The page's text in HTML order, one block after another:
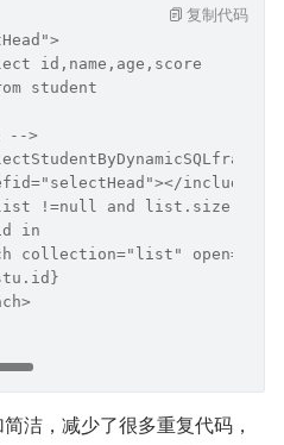
id,name,age,score
student
-->
include>
!=null and list.size > 0
in
collection="list" open="("
复制代码
洁，减少了很多重复代码，